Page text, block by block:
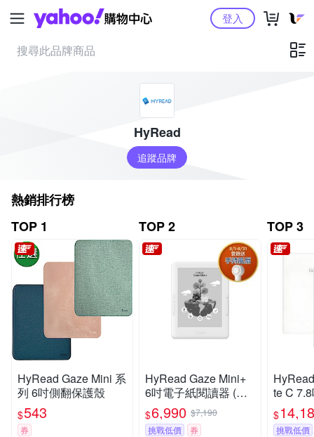
Yahoo購物中心登入
HyRead
追蹤品牌
熱銷排行榜
TOP 1
HyRead Gaze Mini 系
列 6吋側翻保護殼
$543
券
TOP 2
HyRead Gaze Mini+
6吋電子紙閱讀器 (經
典白)
$6,990 $7,190
挑戰低價
券
TOP 3
te C
閱讀器
$
挑戰低價